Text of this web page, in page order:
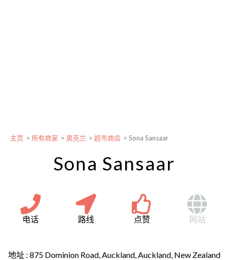
主页 > 所有商家 > 奥克兰 > 超市商店 > Sona Sansaar
Sona Sansaar
电话 路线 点赞 网站
地址 : 875 Dominion Road, Auckland, Auckland, New Zealand